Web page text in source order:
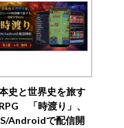
史と世界史を旅す
「時渡り」、
Androidで配信開